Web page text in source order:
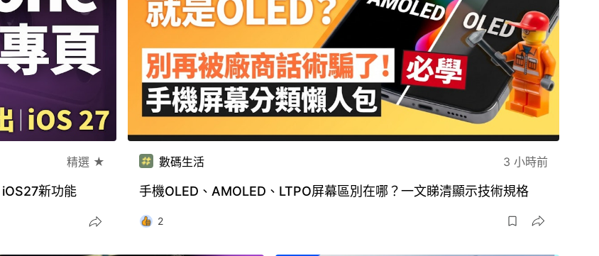
精選 ★
新功能
數碼生活 3 小時前
手機OLED、AMOLED、LTPO屏幕區別在哪？一文睇清顯示技術規格
2